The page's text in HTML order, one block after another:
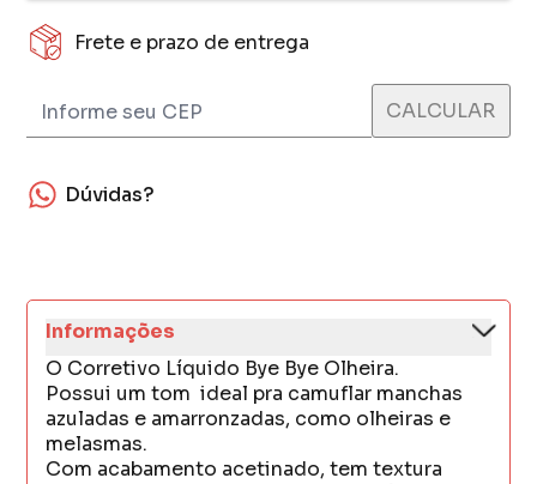
Frete e prazo de entrega
Dúvidas?
Informações
O Corretivo Líquido Bye Bye Olheira.
Possui um tom ideal pra camuflar manchas
azuladas e amarronzadas, como olheiras e
melasmas.
Com acabamento acetinado, tem textura